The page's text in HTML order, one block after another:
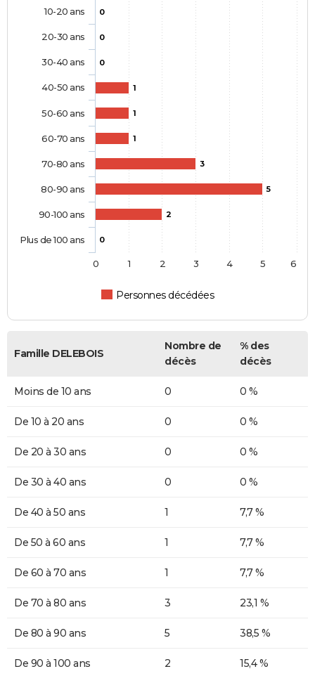
0
0
0
1
1
1
3
5
2
0
Personnes décédées
10-20 ans
20-30 ans
30-40 ans
40-50 ans
50-60 ans
60-70 ans
70-80 ans
80-90 ans
90-100 ans
Plus de 100 ans
0 1 2 3 4 5 6
Famille DELEBOIS
Nombre de
décès
% des
décès
Moins de 10 ans 0 0 %
De 10 à 20 ans 0 0 %
De 20 à 30 ans 0 0 %
De 30 à 40 ans 0 0 %
De 40 à 50 ans 1 7,7 %
De 50 à 60 ans 1 7,7 %
De 60 à 70 ans 1 7,7 %
De 70 à 80 ans 3 23,1 %
De 80 à 90 ans 5 38,5 %
De 90 à 100 ans 2 15,4 %